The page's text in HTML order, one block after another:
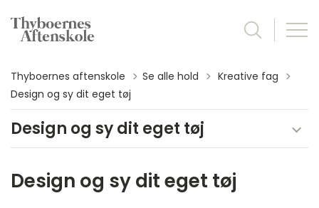
Thyboernes aftenskole Se alle hold Tilbage til
Kreative fag
Design og sy dit eget tøj
Design og sy dit eget tøj
Design og sy dit eget tøj